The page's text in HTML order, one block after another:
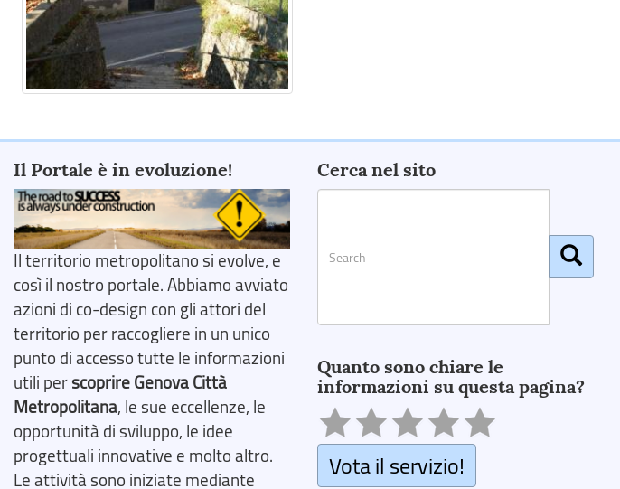
Il Portale è in evoluzione!
Il territorio metropolitano si evolve, e
così il nostro portale. Abbiamo avviato
azioni di co-design con gli attori del
territorio per raccogliere in un unico
punto di accesso tutte le informazioni
utili perscoprire Genova Città
Metropolitana, le sue eccellenze, le
opportunità di sviluppo, le idee
progettuali innovative e molto altro.
Le attività sono iniziate mediante
Cerca nel sito
Quanto sono chiare le
informazioni su questa pagina?
Vota il servizio!